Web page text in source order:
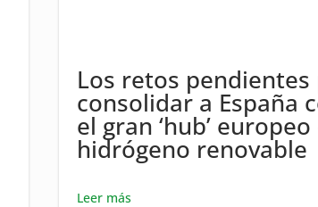
Los retos pendientes
consolidar a España
el gran ‘hub’
hidrógeno renovable
Leer más